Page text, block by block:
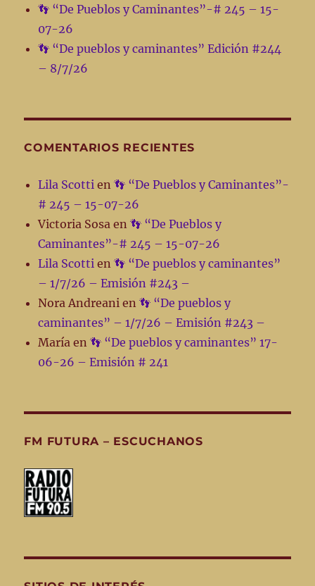
👣 “De Pueblos y Caminantes”-# 245 – 15-
07-26
👣 “De pueblos y caminantes” Edición #244
– 8/7/26
COMENTARIOS RECIENTES
Lila Scotti en👣 “De Pueblos y Caminantes”-
# 245 – 15-07-26
Victoria Sosa en👣 “De Pueblos y
Caminantes”-# 245 – 15-07-26
Lila Scotti en👣 “De pueblos y caminantes”
– 1/7/26 – Emisión #243 –
Nora Andreani en👣 “De pueblos y
caminantes” – 1/7/26 – Emisión #243 –
María en👣 “De pueblos y caminantes” 17-
06-26 – Emisión # 241
FM FUTURA – ESCUCHANOS